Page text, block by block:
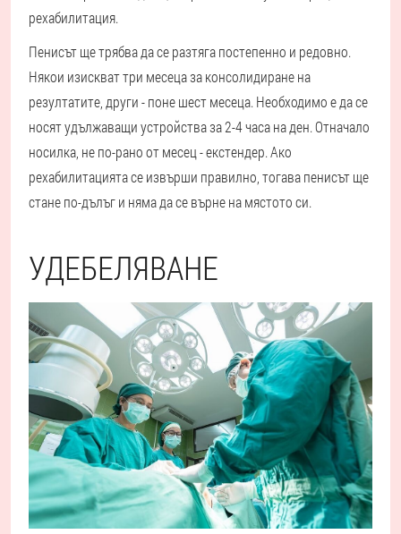
рехабилитация.
Пенисът ще трябва да се разтяга постепенно и редовно.
Някои изискват три месеца за консолидиране на
резултатите, други - поне шест месеца. Необходимо е да се
носят удължаващи устройства за 2-4 часа на ден. Отначало
носилка, не по-рано от месец - екстендер. Ако
рехабилитацията се извърши правилно, тогава пенисът ще
стане по-дълъг и няма да се върне на мястото си.
УДЕБЕЛЯВАНЕ